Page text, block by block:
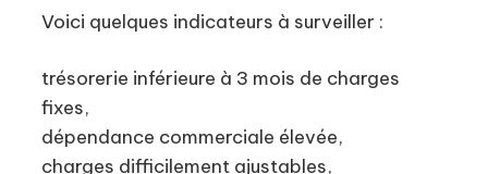
Voici quelques indicateurs à surveiller :
trésorerie inférieure à 3 mois de charges
fixes,
dépendance commerciale élevée,
charges difficilement ajustables,